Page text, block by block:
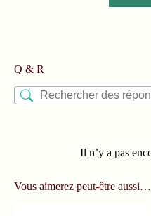
Q & R
Il n’y a pas
Vous aimerez peut-être aussi…